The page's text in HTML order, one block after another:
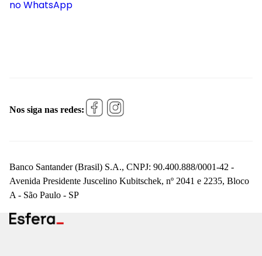
no WhatsApp
Nos siga nas redes:
Banco Santander (Brasil) S.A., CNPJ: 90.400.888/0001-42 -
Avenida Presidente Juscelino Kubitschek, nº 2041 e 2235, Bloco
A - São Paulo - SP